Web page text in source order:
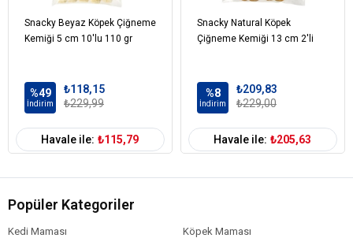
Özelliği
Snacky Beyaz Köpek Çiğneme
Kemiği 5 cm 10'lu 110 gr
%49
İndirim
₺118,15
₺229,99
Havale ile: ₺115,79
Snacky Natural Köpek
Çiğneme Kemiği 13 cm 2'li
%8
İndirim
₺209,83
₺229,00
Havale ile: ₺205,63
Popüler Kategoriler
Kedi Maması
Köpek Maması